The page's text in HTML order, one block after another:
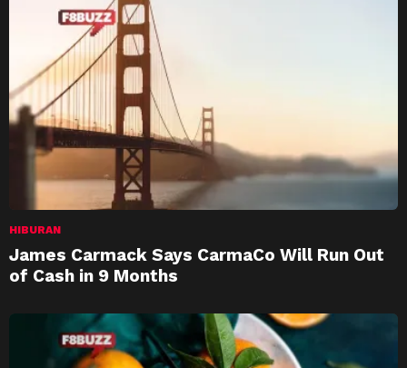
HIBURAN
James Carmack Says CarmaCo Will Run Out
of Cash in 9 Months